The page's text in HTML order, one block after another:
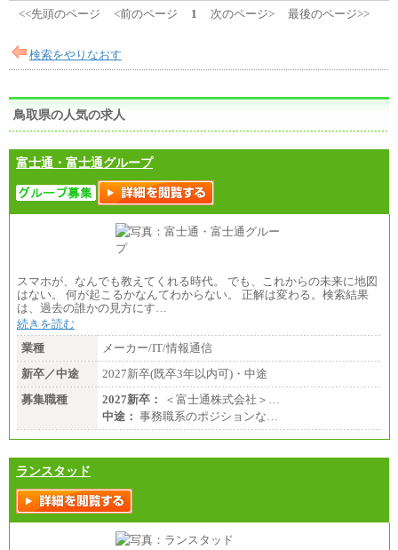
<<先頭のページ <前のページ 1 次のページ> 最後のページ>>
検索をやりなおす
鳥取県の人気の求人
富士通・富士通グループ
スマホが、なんでも教えてくれる時代。 でも、これからの未来に地図
はない。 何が起こるかなんてわからない。 正解は変わる。検索結果
は、過去の誰かの見方にす…
続きを読む
業種
メーカー/IT/情報通信
新卒／中途
2027新卒(既卒3年以内可)・中途
募集職種
2027新卒：
＜富士通株式会社＞…
中途： 事務職系のポジションな…
ランスタッド